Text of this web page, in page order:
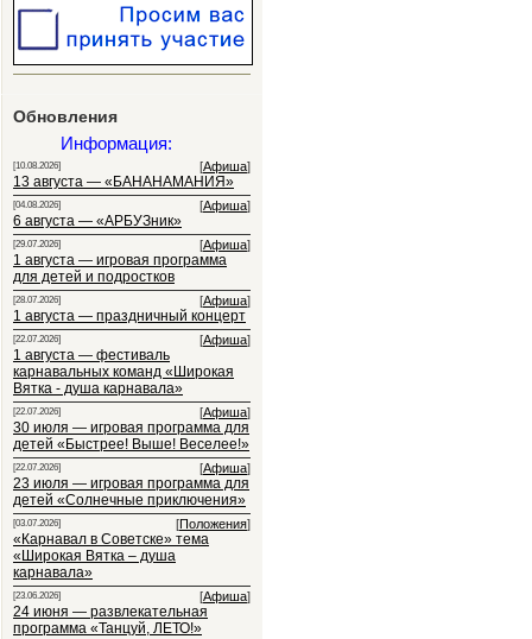
Обновления
Информация:
[10.08.2026] [Афиша]
13 августа — «БАНАНАМАНИЯ»
[04.08.2026] [Афиша]
6 августа — «АРБУЗник»
[29.07.2026] [Афиша]
1 августа — игровая программа
для детей и подростков
[28.07.2026] [Афиша]
1 августа — праздничный концерт
[22.07.2026] [Афиша]
1 августа — фестиваль
карнавальных команд «Широкая
Вятка - душа карнавала»
[22.07.2026] [Афиша]
30 июля — игровая программа для
детей «Быстрее! Выше! Веселее!»
[22.07.2026] [Афиша]
23 июля — игровая программа для
детей «Солнечные приключения»
[03.07.2026] [Положения]
«Карнавал в Советске» тема
«Широкая Вятка – душа
карнавала»
[23.06.2026] [Афиша]
24 июня — развлекательная
программа «Танцуй, ЛЕТО!»